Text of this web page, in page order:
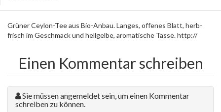
Grüner Ceylon-Tee aus Bio-Anbau. Langes, offenes Blatt, herb-
frisch im Geschmack und hellgelbe, aromatische Tasse.http://
Einen Kommentar schreiben
Sie müssen angemeldet sein, um einen Kommentar
schreiben zu können.